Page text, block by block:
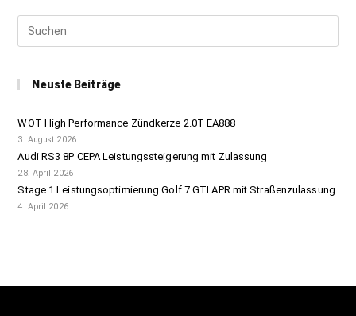
Neuste Beiträge
WOT High Performance Zündkerze 2.0T EA888
3. August 2026
Audi RS3 8P CEPA Leistungssteigerung mit Zulassung
28. April 2026
Stage 1 Leistungsoptimierung Golf 7 GTI APR mit Straßenzulassung
4. April 2026